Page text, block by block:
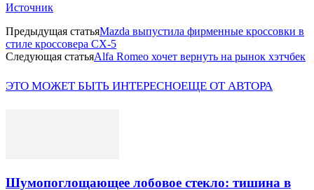
Источник
Предыдущая статьяMazda выпустила фирменные кроссовки в
стиле кроссовера CX-5
Следующая статьяAlfa Romeo хочет вернуть на рынок хэтчбек
ЭТО МОЖЕТ БЫТЬ ИНТЕРЕСНОЕЩЕ ОТ АВТОРА
Шумопоглощающее лобовое стекло: тишина в